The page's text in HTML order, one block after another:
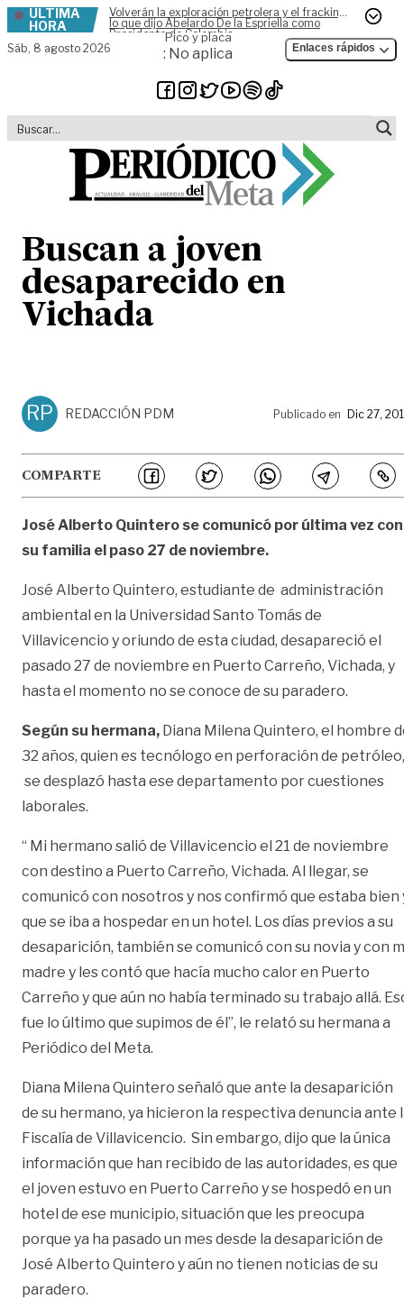
Skip to content
ÚLTIMA
HORA
Volverán la exploración petrolera y el fracking,
lo que dijo Abelardo De la Espriella como
Presidente de Colombia
Sáb, 8 agosto 2026
Pico y placa
: No aplica Enlaces rápidos
Buscan a joven
desaparecido en
Vichada
RP REDACCIÓN PDM Publicado en Dic 27,
COMPARTE
José Alberto Quintero se comunicó por última vez con
su familia el paso 27 de noviembre.
José Alberto Quintero, estudiante de administración
ambiental en la Universidad Santo Tomás de
Villavicencio y oriundo de esta ciudad, desapareció el
pasado 27 de noviembre en Puerto Carreño, Vichada, y
hasta el momento no se conoce de su paradero.
Según su hermana, Diana Milena Quintero, el hombre
32 años, quien es tecnólogo en perforación de petróleo,
se desplazó hasta ese departamento por cuestiones
laborales.
“ Mi hermano salió de Villavicencio el 21 de noviembre
con destino a Puerto Carreño, Vichada. Al llegar, se
comunicó con nosotros y nos confirmó que estaba bien
que se iba a hospedar en un hotel. Los días previos a su
desaparición, también se comunicó con su novia y con
madre y les contó que hacía mucho calor en Puerto
Carreño y que aún no había terminado su trabajo allá.
fue lo último que supimos de él”, le relató su hermana a
Periódico del Meta.
Diana Milena Quintero señaló que ante la desaparición
de su hermano, ya hicieron la respectiva denuncia ante
Fiscalía de Villavicencio. Sin embargo, dijo que la única
información que han recibido de las autoridades, es que
el joven estuvo en Puerto Carreño y se hospedó en un
hotel de ese municipio, situación que les preocupa
porque ya ha pasado un mes desde la desaparición de
José Alberto Quintero y aún no tienen noticias de su
paradero.